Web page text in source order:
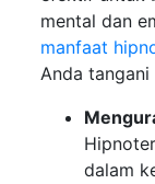
mental dan
manfaat
Anda
dalam